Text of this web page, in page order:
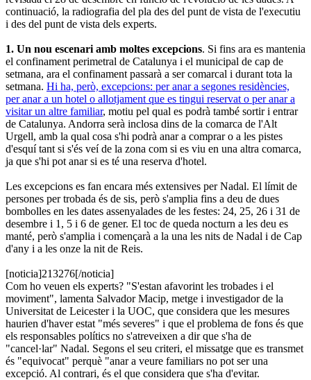
continuació, la radiografia del pla des del punt de vista de l'executiu
i des del punt de vista dels experts.
1. Un nou escenari amb moltes excepcions. Si fins ara es mantenia
el confinament perimetral de Catalunya i el municipal de cap de
setmana, ara el confinament passarà a ser comarcal i durant tota la
setmana. Hi ha, però, excepcions: per anar a segones residències,
per anar a un hotel o allotjament que es tingui reservat o per anar a
visitar un altre familiar, motiu pel qual es podrà també sortir i entrar
de Catalunya. Andorra serà inclosa dins de la comarca de l'Alt
Urgell, amb la qual cosa s'hi podrà anar a comprar o a les pistes
d'esquí tant si s'és veí de la zona com si es viu en una altra comarca,
ja que s'hi pot anar si es té una reserva d'hotel.
Les excepcions es fan encara més extensives per Nadal. El límit de
persones per trobada és de sis, però s'amplia fins a deu de dues
bombolles en les dates assenyalades de les festes: 24, 25, 26 i 31 de
desembre i 1, 5 i 6 de gener. El toc de queda nocturn a les deu es
manté, però s'amplia i començarà a la una les nits de Nadal i de Cap
d'any i a les onze la nit de Reis.
[noticia]213276[/noticia]
Com ho veuen els experts? "S'estan afavorint les trobades i el
moviment", lamenta Salvador Macip, metge i investigador de la
Universitat de Leicester i la UOC, que considera que les mesures
haurien d'haver estat "més severes" i que el problema de fons és que
els responsables polítics no s'atreveixen a dir que s'ha de
"cancel·lar" Nadal. Segons el seu criteri, el missatge que es transmet
és "equivocat" perquè "anar a veure familiars no pot ser una
excepció. Al contrari, és el que considera que s'ha d'evitar.